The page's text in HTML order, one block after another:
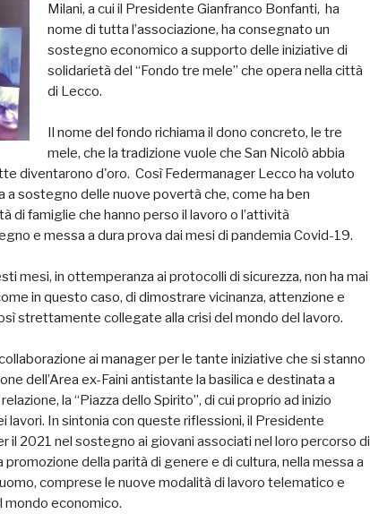
Milani, a cui il Presidente Gianfranco Bonfanti, ha
nome di tutta l’associazione, ha consegnato un
sostegno economico a supporto delle iniziative di
solidarietà del “Fondo tre mele” che opera nella città
di Lecco.
Il nome del fondo richiama il dono concreto, le tre
mele, che la tradizione vuole che San Nicolò abbia
diventarono d'oro. Così Federmanager Lecco ha voluto
sostegno delle nuove povertà che, come ha ben
di famiglie che hanno perso il lavoro o l’attività
e messa a dura prova dai mesi di pandemia Covid-19.
mesi, in ottemperanza ai protocolli di sicurezza, non ha mai
in questo caso, di dimostrare vicinanza, attenzione e
strettamente collegate alla crisi del mondo del lavoro.
ai manager per le tante iniziative che si stanno
dell’Area ex-Faini antistante la basilica e destinata a
la “Piazza dello Spirito”, di cui proprio ad inizio
lavori. In sintonia con queste riflessioni, il Presidente
il 2021 nel sostegno ai giovani associati nel loro percorso di
della parità di genere e di cultura, nella messa a
comprese le nuove modalità di lavoro telematico e
mondo economico.